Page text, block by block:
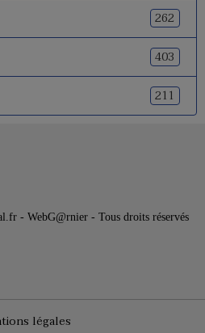
262
403
211
- WebG@rnier - Tous droits réservés
légales